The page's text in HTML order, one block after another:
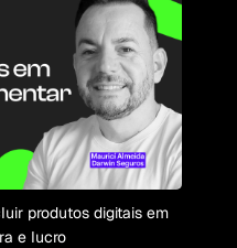
produtos digitais em
e lucro